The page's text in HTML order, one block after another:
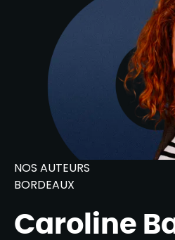
NOS AUTEURS
BORDEAUX
Caroline